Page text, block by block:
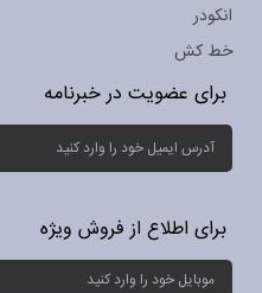
انکودر
خط کش
برای عضویت در خبرنامه
ثبت
برای
برای اطلاع از فروش ویژه
ثبت